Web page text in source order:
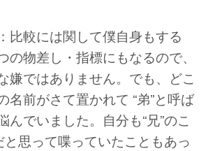
比較には関して僕自身もする
の物差し・指標にもなるので、
嫌ではありません。でも、どこ
名前がさて置かれて “弟”と呼ば
んでいました。自分も“兄”のこ
と思って喋っていたこともあっ